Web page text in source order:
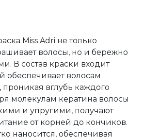
Miss Adri не только
волосы, но и бережно
В состав краски входит
обеспечивает волосам
проникая вглубь каждого
молекулам кератина волосы
и упругими, получают
от корней до кончиков.
наносится, обеспечивая